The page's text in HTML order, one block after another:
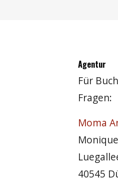
Agentur
Für
Fragen:
Moma
40545